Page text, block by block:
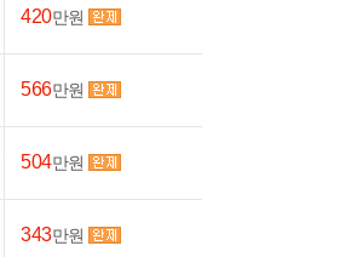
420만원
566만원
504만원
343만원